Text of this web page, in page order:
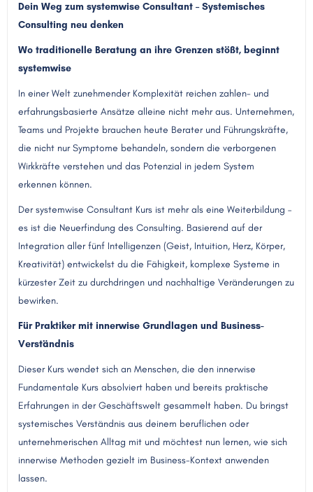
Dein Weg zum systemwise Consultant – Systemisches
Consulting neu denken
Wo traditionelle Beratung an ihre Grenzen stößt, beginnt
systemwise
In einer Welt zunehmender Komplexität reichen zahlen- und
erfahrungsbasierte Ansätze alleine nicht mehr aus. Unternehmen,
Teams und Projekte brauchen heute Berater und Führungskräfte,
die nicht nur Symptome behandeln, sondern die verborgenen
Wirkkräfte verstehen und das Potenzial in jedem System
erkennen können.
Der systemwise Consultant Kurs ist mehr als eine Weiterbildung –
es ist die Neuerfindung des Consulting. Basierend auf der
Integration aller fünf Intelligenzen (Geist, Intuition, Herz, Körper,
Kreativität) entwickelst du die Fähigkeit, komplexe Systeme in
kürzester Zeit zu durchdringen und nachhaltige Veränderungen zu
bewirken.
Für Praktiker mit innerwise Grundlagen und Business-
Verständnis
Dieser Kurs wendet sich an Menschen, die den innerwise
Fundamentale Kurs absolviert haben und bereits praktische
Erfahrungen in der Geschäftswelt gesammelt haben. Du bringst
systemisches Verständnis aus deinem beruflichen oder
unternehmerischen Alltag mit und möchtest nun lernen, wie sich
innerwise Methoden gezielt im Business-Kontext anwenden
lassen.